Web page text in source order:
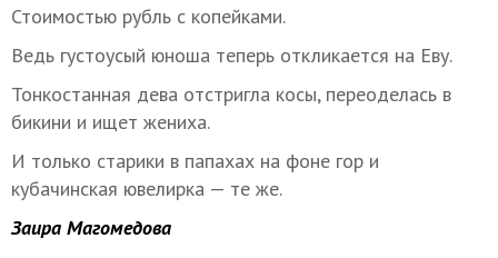
Стоимостью рубль с копейками.
Ведь густоусый юноша теперь откликается на Еву.
Тонкостанная дева отстригла косы, переоделась в
бикини и ищет жениха.
И только старики в папахах на фоне гор и
кубачинская ювелирка — те же.
Заира Магомедова